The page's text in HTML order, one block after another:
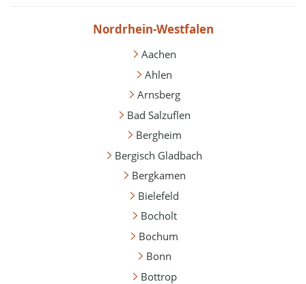
Nordrhein-Westfalen
Aachen
Ahlen
Arnsberg
Bad Salzuflen
Bergheim
Bergisch Gladbach
Bergkamen
Bielefeld
Bocholt
Bochum
Bonn
Bottrop